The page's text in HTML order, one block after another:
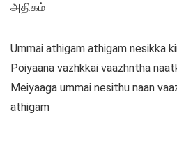
அதிகம்
Ummai athigam athigam nesikka
Poiyaana vazhkkai vaazhntha
Meiyaaga ummai nesithu naan
athigam